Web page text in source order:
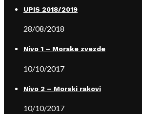
UPIS 2018/2019
28/08/2018
Nivo 1 – Morske zvezde
10/10/2017
Nivo 2 – Morski rakovi
10/10/2017